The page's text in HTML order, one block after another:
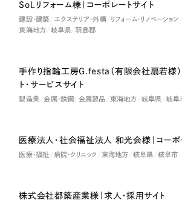
Sol.リフォーム様｜コーポレートサイト
建設・建築 エクステリア・外構 リフォーム・リノベーション
東海地方
岐阜県 羽島郡
手作り指輪工房G.festa（有限会社扇若様）
ト・サービスサイト
製造業 金属・鉄鋼 金属製品 東海地方 岐阜県 岐阜
医療法人・社会福祉法人 和光会様｜コーポ
医療・福祉 病院・クリニック 東海地方 岐阜県 岐阜市
株式会社都築産業様｜求人・採用サイト